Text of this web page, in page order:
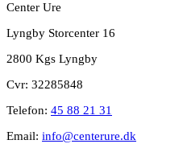
Center Ure
Lyngby Storcenter 16
2800 Kgs Lyngby
Cvr: 32285848
Telefon: 45 88 21 31
Email: info@centerure.dk